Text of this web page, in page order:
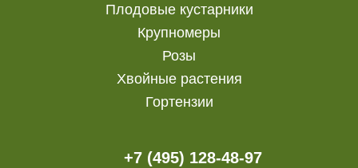
Плодовые кустарники
Крупномеры
Розы
Хвойные растения
Гортензии
+7 (495) 128-48-97